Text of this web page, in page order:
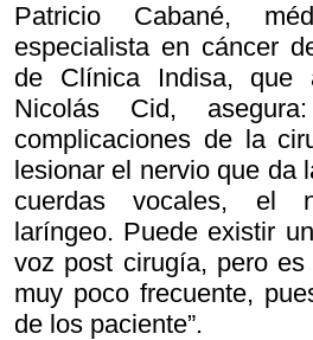
Patricio Cabané,
especialista en cáncer
de Clínica Indisa, que
Nicolás Cid,
complicaciones de la
lesionar el nervio que da
cuerdas vocales, el
laríngeo. Puede existir
voz post cirugía, pero es
muy poco frecuente,
de los paciente”.